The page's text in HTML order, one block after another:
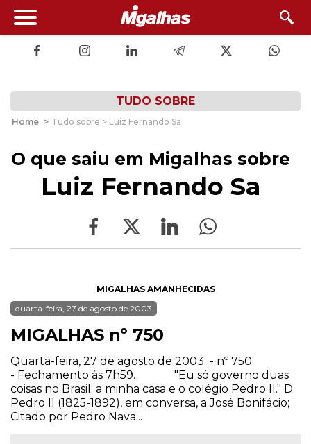
TUDO SOBRE
Home > Tudo sobre > Luiz Fernando Sa
O que saiu em Migalhas sobre
Luiz Fernando Sa
MIGALHAS AMANHECIDAS
quarta-feira, 27 de agosto de 2003
MIGALHAS nº 750
Quarta-feira, 27 de agosto de 2003 - nº 750
- Fechamento às 7h59. "Eu só governo duas
coisas no Brasil: a minha casa e o colégio Pedro II." D.
Pedro II (1825-1892), em conversa, a José Bonifácio;
Citado por Pedro Nava...